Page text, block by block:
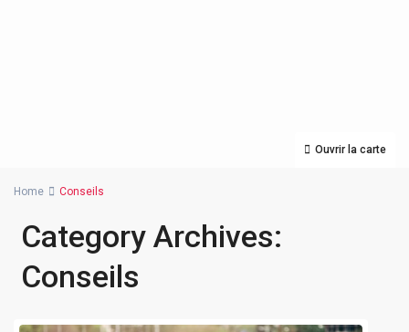
Ouvrir la carte
Home Conseils
Category Archives:
Conseils